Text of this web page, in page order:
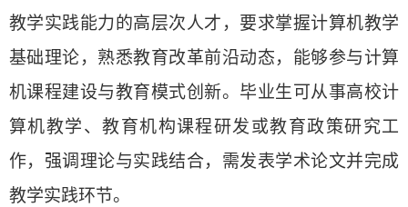
教学实践能力的高层次人才，要求掌握计算机教学
基础理论，熟悉教育改革前沿动态，能够参与计算
机课程建设与教育模式创新。毕业生可从事高校计
算机教学、教育机构课程研发或教育政策研究工
作，强调理论与实践结合，需发表学术论文并完成
教学实践环节。